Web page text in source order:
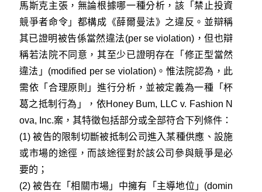
馬斯克主張，無論根據哪一種分析，該「禁止投資
競爭者命令」都構成《薛爾曼法》之違反。並辯稱
其已證明被告係當然違法(per se violation)，但也辯
稱若法院不同意，其至少已證明存在「修正型當然
違法」(modified per se violation)。惟法院認為，此
需依「合理原則」進行分析，並被定義為一種「杯
葛之抵制行為」，依Honey Bum, LLC v. Fashion N
ova, Inc.案，其特徵包括部分或全部符合下列條件：
(1) 被告的限制切斷被抵制公司進入某種供應、設施
或市場的途徑，而該途徑對於該公司參與競爭是必
要的；
(2) 被告在「相關市場」中擁有「主導地位」(domin